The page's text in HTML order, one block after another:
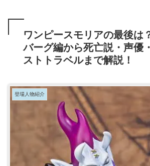
ワンピースモリアの最後は
バーグ編から死亡説・声優
ストトラベルまで解説！
登場人物紹介